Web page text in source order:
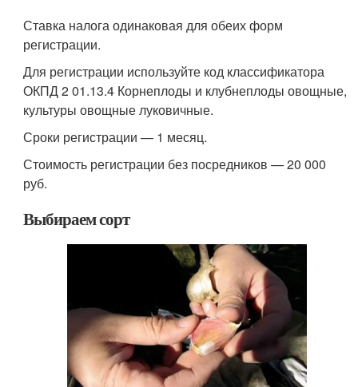
Ставка налога одинаковая для обеих форм
регистрации.
Для регистрации используйте код классификатора
ОКПД 2 01.13.4 Корнеплоды и клубнеплоды овощные,
культуры овощные луковичные.
Сроки регистрации — 1 месяц.
Стоимость регистрации без посредников — 20 000
руб.
Выбираем сорт